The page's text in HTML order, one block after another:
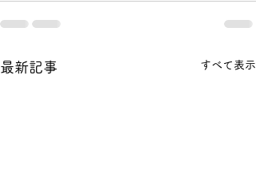
最新記事 すべて表示